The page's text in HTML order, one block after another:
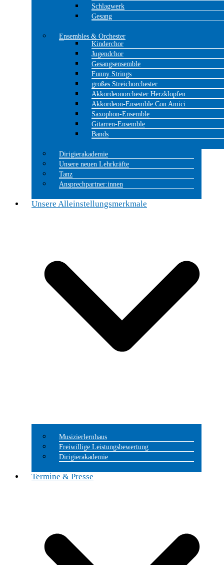
Schlagwerk
Gesang
Ensembles & Orchester
Kinderchor
Jugendchor
Gesangsensemble
Funny Strings
großes Streichorchester
Akkordeonorchester Herzklopfen
Akkordeon-Ensemble Con Amici
Saxophon-Ensemble
Gitarren-Ensemble
Bands
Dirigierakademie
Unsere neuen Lehrkräfte
Tanz
Ansprechpartner:innen
Unsere Alleinstellungsmerkmale
Musizierlernhaus
Freiwillige Leistungsbewertung
Dirigierakademie
Termine & Presse